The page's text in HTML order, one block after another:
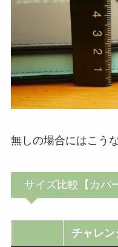
無しの場合にはこう
サイズ比較【カバ
チャレ